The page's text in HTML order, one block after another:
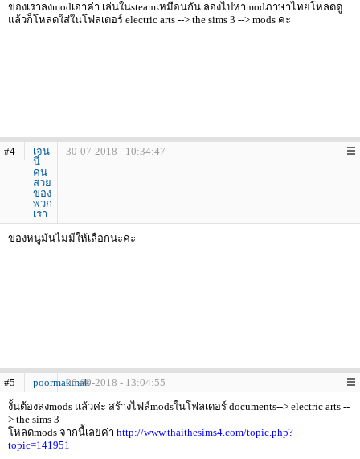
ของเราลงmodเอาค่า เล่นในsteamเหมือนกัน ลองไปหาmodภาษาไทยโหลดดู
แล้วก็โหลดใส่ในโฟลเดอร์ electric arts --> the sims 3 --> mods ค่ะ
#4
เจน
นี่
คน
สวย
ของ
พวก
เรา
30-07-2018 - 10:34:47
ของหนูมันไม่มีให้เลือกนะคะ
#5 poormakmak06-09-2018 - 13:04:55
งั้นต้องลงmods แล้วค่ะ สร้างไฟล์modsในโฟลเดอร์ documents--> electric arts --
> the sims 3
โหลดmods จากนี้เลยค่า http://www.thaithesims4.com/topic.php?
topic=141951